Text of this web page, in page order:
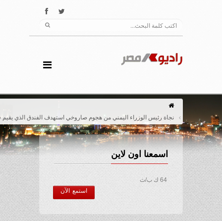
نجاة رئيس الوزراء اليمني من هجوم صاروخي استهدف الفندق الذي يقيم فية
اسمعنا اون لاين
64 ك ب/ث
استمع الآن